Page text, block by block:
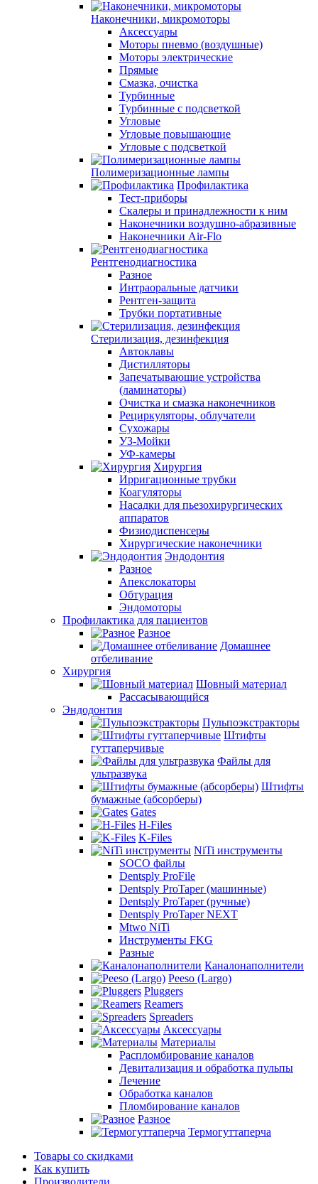
Наконечники, микромоторы
Аксессуары
Моторы пневмо (воздушные)
Моторы электрические
Прямые
Смазка, очистка
Турбинные
Турбинные с подсветкой
Угловые
Угловые повышающие
Угловые с подсветкой
Полимеризационные лампы
Профилактика
Тест-приборы
Скалеры и принадлежности к ним
Наконечники воздушно-абразивные
Наконечники Air-Flo
Рентгенодиагностика
Разное
Интраоральные датчики
Рентген-защита
Трубки портативные
Стерилизация, дезинфекция
Автоклавы
Дистилляторы
Запечатывающие устройства
(ламинаторы)
Очистка и смазка наконечников
Рециркуляторы, облучатели
Сухожары
УЗ-Мойки
УФ-камеры
Хирургия
Ирригационные трубки
Коагуляторы
Насадки для пьезохирургических
аппаратов
Физиодиспенсеры
Хирургические наконечники
Эндодонтия
Разное
Апекслокаторы
Обтурация
Эндомоторы
Профилактика для пациентов
Разное
Домашнее
отбеливание
Хирургия
Шовный материал
Рассасывающийся
Эндодонтия
Пульпоэкстракторы
Штифты
гуттаперчивые
Файлы для
ультразвука
Штифты
бумажные (абсорберы)
Gates
H-Files
K-Files
NiTi инструменты
SOCO файлы
Dentsply ProFile
Dentsply ProTaper (машинные)
Dentsply ProTaper (ручные)
Dentsply ProTaper NEXT
Mtwo NiTi
Инструменты FKG
Разные
Каналонаполнители
Peeso (Largo)
Pluggers
Reamers
Spreaders
Аксессуары
Материалы
Распломбирование каналов
Девитализация и обработка пульпы
Лечение
Обработка каналов
Пломбирование каналов
Разное
Термогуттаперча
Товары со скидками
Как купить
Производители